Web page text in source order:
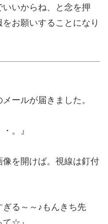
いからね、と念を押
お願いすることになり
ールが届きました。
。』
を開けば。視線は釘付
る～～♪もんきち先